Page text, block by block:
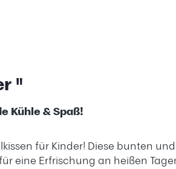
"
Kühle & Spaß!
für Kinder! Diese bunten
eine Erfrischung an heißen